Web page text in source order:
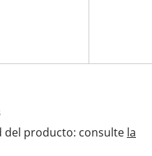
del producto: consulte la